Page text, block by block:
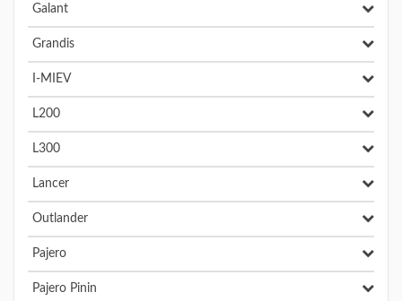
Galant
Grandis
I-MIEV
L200
L300
Lancer
Outlander
Pajero
Pajero Pinin